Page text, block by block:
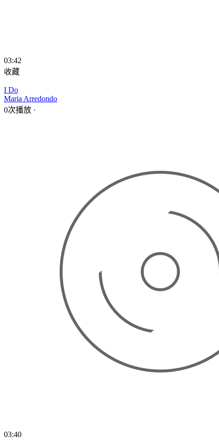
03:42
收藏
I Do
Maria Arredondo
0次播放 ·
03:40